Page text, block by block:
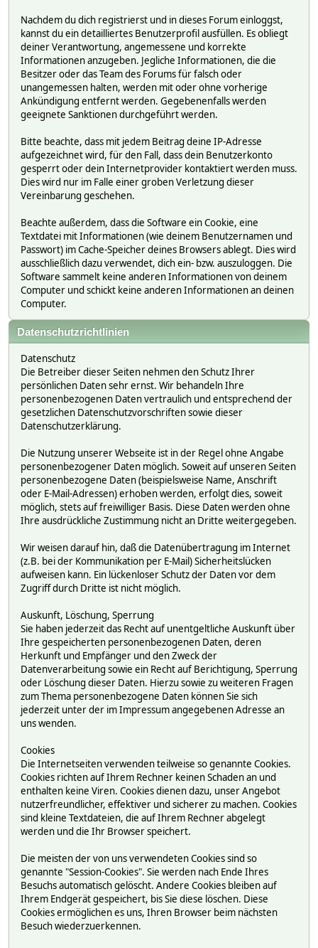
Nachdem du dich registrierst und in dieses Forum einloggst,
kannst du ein detailliertes Benutzerprofil ausfüllen. Es obliegt
deiner Verantwortung, angemessene und korrekte
Informationen anzugeben. Jegliche Informationen, die die
Besitzer oder das Team des Forums für falsch oder
unangemessen halten, werden mit oder ohne vorherige
Ankündigung entfernt werden. Gegebenenfalls werden
geeignete Sanktionen durchgeführt werden.
Bitte beachte, dass mit jedem Beitrag deine IP-Adresse
aufgezeichnet wird, für den Fall, dass dein Benutzerkonto
gesperrt oder dein Internetprovider kontaktiert werden muss.
Dies wird nur im Falle einer groben Verletzung dieser
Vereinbarung geschehen.
Beachte außerdem, dass die Software ein Cookie, eine
Textdatei mit Informationen (wie deinem Benutzernamen und
Passwort) im Cache-Speicher deines Browsers ablegt. Dies wird
ausschließlich dazu verwendet, dich ein- bzw. auszuloggen. Die
Software sammelt keine anderen Informationen von deinem
Computer und schickt keine anderen Informationen an deinen
Computer.
Datenschutzrichtlinien
Datenschutz
Die Betreiber dieser Seiten nehmen den Schutz Ihrer
persönlichen Daten sehr ernst. Wir behandeln Ihre
personenbezogenen Daten vertraulich und entsprechend der
gesetzlichen Datenschutzvorschriften sowie dieser
Datenschutzerklärung.
Die Nutzung unserer Webseite ist in der Regel ohne Angabe
personenbezogener Daten möglich. Soweit auf unseren Seiten
personenbezogene Daten (beispielsweise Name, Anschrift
oder E-Mail-Adressen) erhoben werden, erfolgt dies, soweit
möglich, stets auf freiwilliger Basis. Diese Daten werden ohne
Ihre ausdrückliche Zustimmung nicht an Dritte weitergegeben.
Wir weisen darauf hin, daß die Datenübertragung im Internet
(z.B. bei der Kommunikation per E-Mail) Sicherheitslücken
aufweisen kann. Ein lückenloser Schutz der Daten vor dem
Zugriff durch Dritte ist nicht möglich.
Auskunft, Löschung, Sperrung
Sie haben jederzeit das Recht auf unentgeltliche Auskunft über
Ihre gespeicherten personenbezogenen Daten, deren
Herkunft und Empfänger und den Zweck der
Datenverarbeitung sowie ein Recht auf Berichtigung, Sperrung
oder Löschung dieser Daten. Hierzu sowie zu weiteren Fragen
zum Thema personenbezogene Daten können Sie sich
jederzeit unter der im Impressum angegebenen Adresse an
uns wenden.
Cookies
Die Internetseiten verwenden teilweise so genannte Cookies.
Cookies richten auf Ihrem Rechner keinen Schaden an und
enthalten keine Viren. Cookies dienen dazu, unser Angebot
nutzerfreundlicher, effektiver und sicherer zu machen. Cookies
sind kleine Textdateien, die auf Ihrem Rechner abgelegt
werden und die Ihr Browser speichert.
Die meisten der von uns verwendeten Cookies sind so
genannte "Session-Cookies". Sie werden nach Ende Ihres
Besuchs automatisch gelöscht. Andere Cookies bleiben auf
Ihrem Endgerät gespeichert, bis Sie diese löschen. Diese
Cookies ermöglichen es uns, Ihren Browser beim nächsten
Besuch wiederzuerkennen.